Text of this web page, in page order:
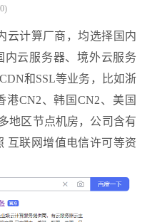
云计算厂商，均选择国内
云服务器、境外云服务
和SSL等业务，比如浙
CN2、韩国CN2、美国
地区节点机房，公司含有
互联网增值电信许可等资